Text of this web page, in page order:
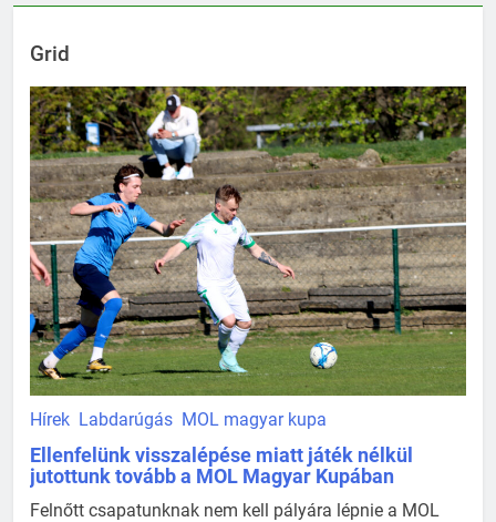
Grid
Hírek Labdarúgás MOL magyar kupa
Ellenfelünk visszalépése miatt játék nélkül
jutottunk tovább a MOL Magyar Kupában
Felnőtt csapatunknak nem kell pályára lépnie a MOL